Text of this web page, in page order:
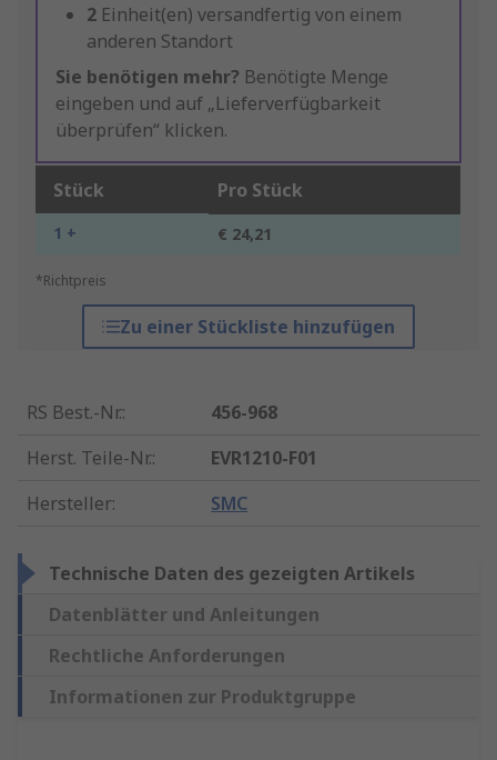
2 Einheit(en) versandfertig von einem
anderen Standort
Sie benötigen mehr? Benötigte Menge
eingeben und auf „Lieferverfügbarkeit
überprüfen“ klicken.
Stück Pro Stück
1 + € 24,21
*Richtpreis
Zu einer Stückliste hinzufügen
RS Best.-Nr.:
456-968
Herst. Teile-Nr.:
EVR1210-F01
Hersteller: SMC
Technische Daten des gezeigten Artikels
Datenblätter und Anleitungen
Rechtliche Anforderungen
Informationen zur Produktgruppe